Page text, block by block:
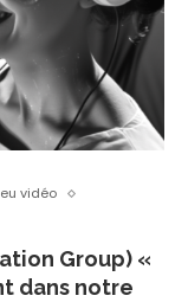
vidéo
Group) «
dans notre